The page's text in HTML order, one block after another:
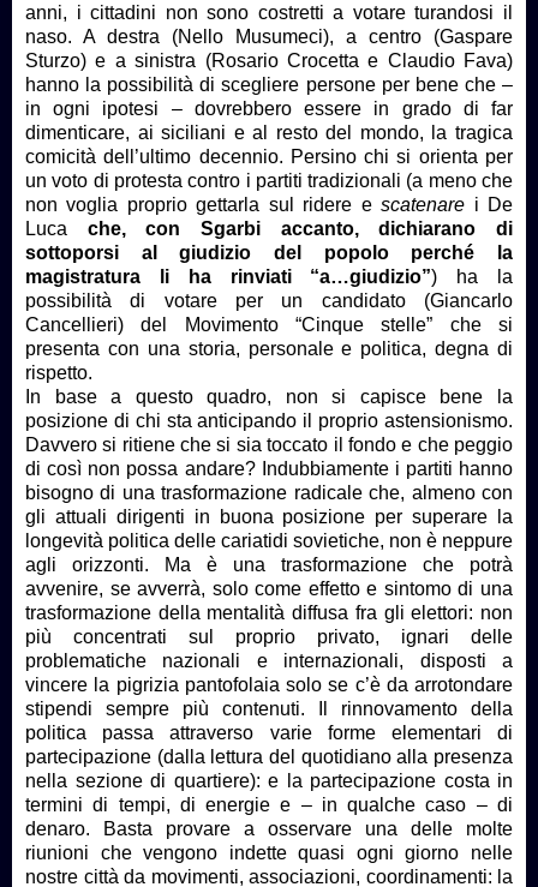
anni, i cittadini non sono costretti a votare turandosi il
naso. A destra (Nello Musumeci), a centro (Gaspare
Sturzo) e a sinistra (Rosario Crocetta e Claudio Fava)
hanno la possibilità di scegliere persone per bene che –
in ogni ipotesi – dovrebbero essere in grado di far
dimenticare, ai siciliani e al resto del mondo, la tragica
comicità dell’ultimo decennio. Persino chi si orienta per
un voto di protesta contro i partiti tradizionali (a meno che
non voglia proprio gettarla sul ridere escatenare i De
Luca che, con Sgarbi accanto, dichiarano di
sottoporsi al giudizio del popolo perché la
magistratura li ha rinviati “a…giudizio”) ha la
possibilità di votare per un candidato (Giancarlo
Cancellieri) del Movimento “Cinque stelle” che si
presenta con una storia, personale e politica, degna di
rispetto.
In base a questo quadro, non si capisce bene la
posizione di chi sta anticipando il proprio astensionismo.
Davvero si ritiene che si sia toccato il fondo e che peggio
di così non possa andare? Indubbiamente i partiti hanno
bisogno di una trasformazione radicale che, almeno con
gli attuali dirigenti in buona posizione per superare la
longevità politica delle cariatidi sovietiche, non è neppure
agli orizzonti. Ma è una trasformazione che potrà
avvenire, se avverrà, solo come effetto e sintomo di una
trasformazione della mentalità diffusa fra gli elettori: non
più concentrati sul proprio privato, ignari delle
problematiche nazionali e internazionali, disposti a
vincere la pigrizia pantofolaia solo se c’è da arrotondare
stipendi sempre più contenuti. Il rinnovamento della
politica passa attraverso varie forme elementari di
partecipazione (dalla lettura del quotidiano alla presenza
nella sezione di quartiere): e la partecipazione costa in
termini di tempi, di energie e – in qualche caso – di
denaro. Basta provare a osservare una delle molte
riunioni che vengono indette quasi ogni giorno nelle
nostre città da movimenti, associazioni, coordinamenti: la